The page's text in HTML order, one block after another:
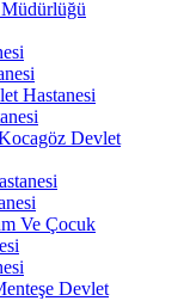
Müdürlüğü
Hastanesi
Devlet
Ve Çocuk
Devlet